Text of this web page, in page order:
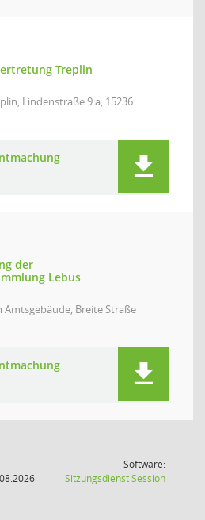
Treplin
Lindenstraße 9 a, 15236
der
Lebus
Breite Straße
Software:
SitzungsdienstSession(Wird in